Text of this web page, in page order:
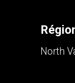
North